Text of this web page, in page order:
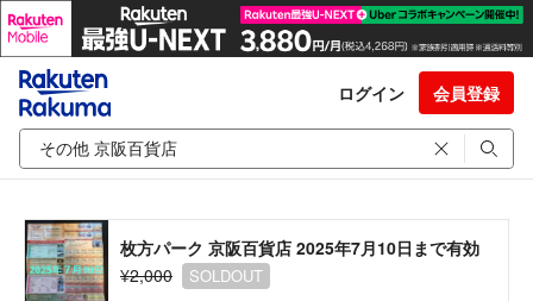
ログイン 会員登録
枚方パーク 京阪百貨店 2025年7月10日まで有効
¥2,000
SOLDOUT